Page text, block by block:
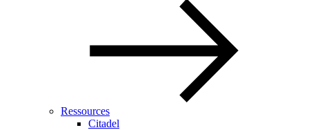
Ressources
Citadel